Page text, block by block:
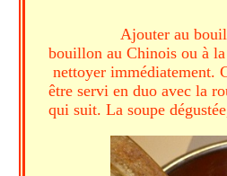
Ajouter au
bouillon au Chinois ou à
nettoyer immédiatement.
être servi en duo avec la
qui suit. La soupe